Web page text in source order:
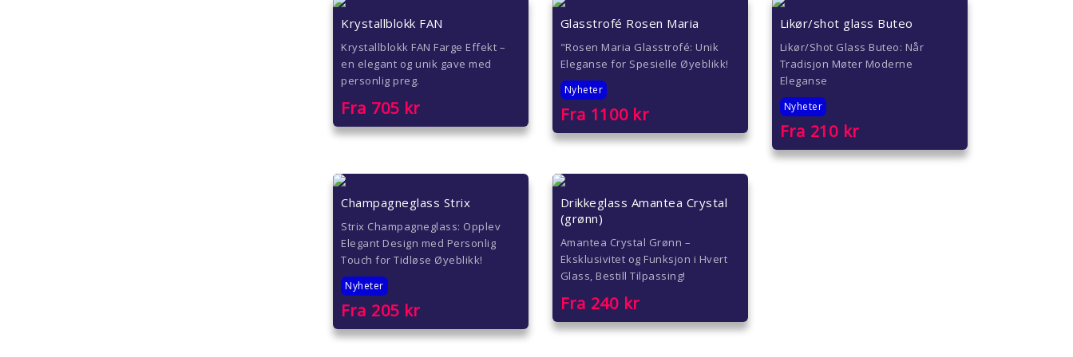
Krystallblokk FAN
Krystallblokk FAN Farge Effekt –
en elegant og unik gave med
personlig preg.
Fra 705kr
Glasstrofé Rosen Maria
"Rosen Maria Glasstrofé: Unik
Eleganse for Spesielle Øyeblikk!
Nyheter
Fra 1100kr
Likør/shot glass Buteo
Likør/Shot Glass Buteo: Når
Tradisjon Møter Moderne
Eleganse
Nyheter
Fra 210kr
Champagneglass Strix
Strix Champagneglass: Opplev
Elegant Design med Personlig
Touch for Tidløse Øyeblikk!
Nyheter
Fra 205kr
Drikkeglass Amantea Crystal
(grønn)
Amantea Crystal Grønn –
Eksklusivitet og Funksjon i Hvert
Glass, Bestill Tilpassing!
Fra 240kr